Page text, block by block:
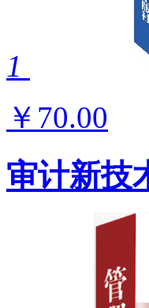
1
￥70.00
审计新技